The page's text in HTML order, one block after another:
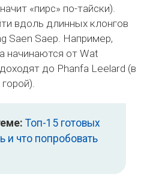
«пирс» по-тайски).
вдоль длинных клонгов
Saen Saep. Например,
начинаются от Wat
до Phanfa Leelard (в
Топ-15 готовых
и что попробовать